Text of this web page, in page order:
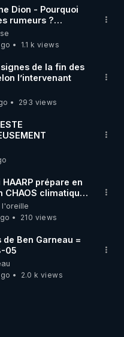
de méditation et
code
Dion - Pourquoi
rumeurs ?
hypnose
1.1 k views
de la fin des
l’intervenant
293 views
HAARP prépare en
CHAOS climatique,
l'oreille
210 views
de Ben Garneau =
05
2.0 k views